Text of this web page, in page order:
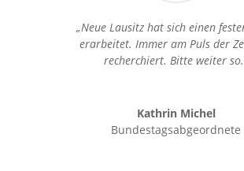
„Neue Lausitz hat sich einen
erarbeitet. Immer am Puls der
recherchiert. Bitte weiter
Kathrin Michel
Bundestagsabgeordnete